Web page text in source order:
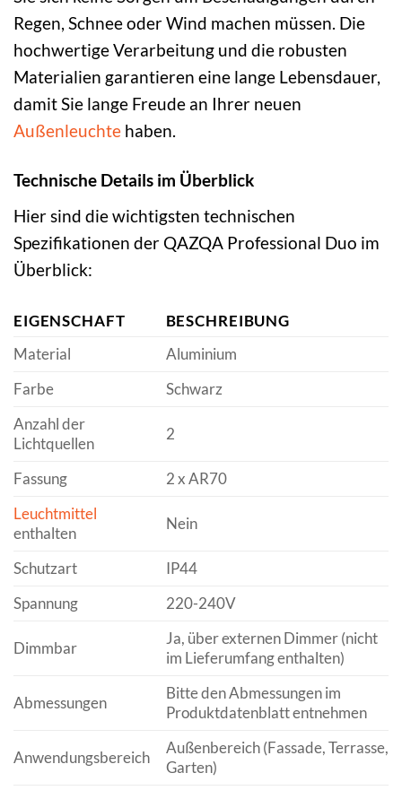
Regen, Schnee oder Wind machen müssen. Die
hochwertige Verarbeitung und die robusten
Materialien garantieren eine lange Lebensdauer,
damit Sie lange Freude an Ihrer neuen
Außenleuchte haben.
Technische Details im Überblick
Hier sind die wichtigsten technischen
Spezifikationen der QAZQA Professional Duo im
Überblick:
EIGENSCHAFT
BESCHREIBUNG
Material
Aluminium
Farbe
Schwarz
Anzahl der
Lichtquellen
2
Fassung
2 x AR70
Leuchtmittel
enthalten
Nein
Schutzart
IP44
Spannung
220-240V
Dimmbar
Ja, über externen Dimmer (nicht
im Lieferumfang enthalten)
Abmessungen
Bitte den Abmessungen im
Produktdatenblatt entnehmen
Anwendungsbereich
Außenbereich (Fassade, Terrasse,
Garten)